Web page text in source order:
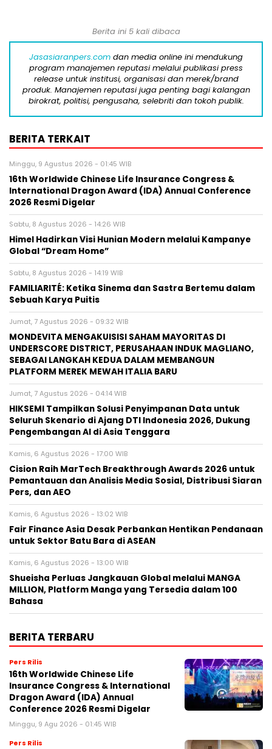
Berita ini 5 kali dibaca
Jasasiaranpers.com dan media online ini mendukung
program manajemen reputasi melalui publikasi press
release untuk institusi, organisasi dan merek/brand
produk. Manajemen reputasi juga penting bagi kalangan
birokrat, politisi, pengusaha, selebriti dan tokoh publik.
BERITA TERKAIT
Minggu, 9 Agustus 2026 - 01:45 WIB
16th Worldwide Chinese Life Insurance Congress &
International Dragon Award (IDA) Annual Conference
2026 Resmi Digelar
Sabtu, 8 Agustus 2026 - 14:26 WIB
Himel Hadirkan Visi Hunian Modern melalui Kampanye
Global “Dream Home”
Sabtu, 8 Agustus 2026 - 14:19 WIB
FAMILIARITÉ: Ketika Sinema dan Sastra Bertemu dalam
Sebuah Karya Puitis
Jumat, 7 Agustus 2026 - 09:32 WIB
MONDEVITA MENGAKUISISI SAHAM MAYORITAS DI
UNDERSCORE DISTRICT, PERUSAHAAN INDUK MAGLIANO,
SEBAGAI LANGKAH KEDUA DALAM MEMBANGUN
PLATFORM MEREK MEWAH ITALIA BARU
Jumat, 7 Agustus 2026 - 04:14 WIB
HIKSEMI Tampilkan Solusi Penyimpanan Data untuk
Seluruh Skenario di Ajang DTI Indonesia 2026, Dukung
Pengembangan AI di Asia Tenggara
Kamis, 6 Agustus 2026 - 17:00 WIB
Cision Raih MarTech Breakthrough Awards 2026 untuk
Pemantauan dan Analisis Media Sosial, Distribusi Siaran
Pers, dan AEO
Kamis, 6 Agustus 2026 - 13:02 WIB
Fair Finance Asia Desak Perbankan Hentikan Pendanaan
untuk Sektor Batu Bara di ASEAN
Kamis, 6 Agustus 2026 - 13:00 WIB
Shueisha Perluas Jangkauan Global melalui MANGA
MILLION, Platform Manga yang Tersedia dalam 100
Bahasa
BERITA TERBARU
Pers Rilis
16th Worldwide Chinese Life
Insurance Congress & International
Dragon Award (IDA) Annual
Conference 2026 Resmi Digelar
Minggu, 9 Agu 2026 - 01:45 WIB
Pers Rilis